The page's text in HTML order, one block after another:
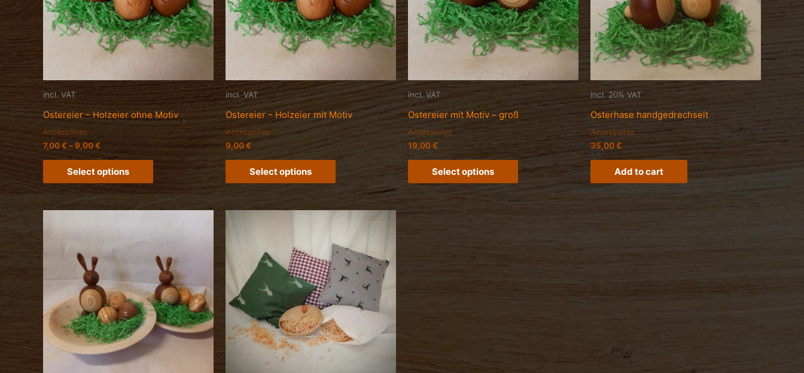
incl. VAT
Ostereier – Holzeier ohne Motiv
Accessoires
7,00€–9,00€
Select options
incl. VAT
Ostereier – Holzeier mit Motiv
Accessoires
9,00€
Select options
incl. VAT
Ostereier mit Motiv – groß
Accessoires
19,00€
Select options
incl. 20% VAT
Osterhase handgedrechselt
Accessoires
35,00€
Add to cart